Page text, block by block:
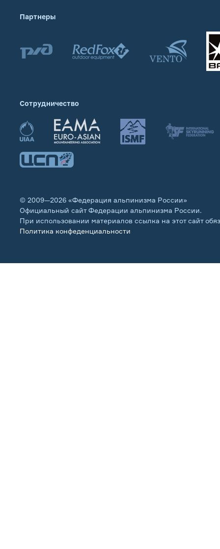
Партнеры
Сотрудничество
© 2009—2026 «Федерация альпинизма России»
Официальный сайт Федерации альпинизма России.
При использовании материалов ссылка на этот сайт
Политика конфеденциальности